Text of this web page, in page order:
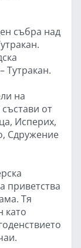
събра над
Тутракан.
на
от
Исперих,
Сдружение
приветства
Тя
като